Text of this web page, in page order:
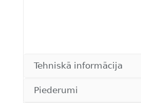
Tehniskā informācija
Piederumi